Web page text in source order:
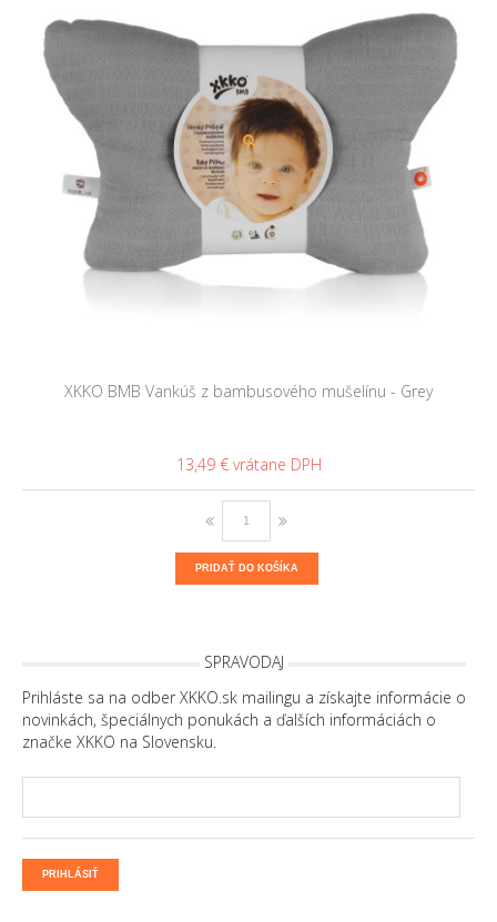
XKKO BMB Vankúš z bambusového mušelínu - Grey
13,49 €
PRIDAŤ DO KOŠÍKA
SPRAVODAJ
Prihláste sa na odber XKKO.sk mailingu a získajte informácie o
novinkách, špeciálnych ponukách a ďalších informáciách o
značke XKKO na Slovensku.
PRIHLÁSIŤ